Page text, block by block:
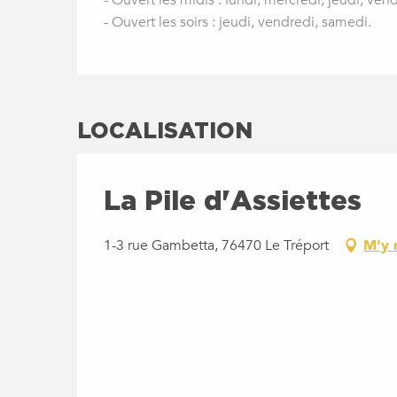
- Ouvert les soirs : jeudi, vendredi, samedi.
LOCALISATION
La Pile d'Assiettes
1-3 rue Gambetta, 76470 Le Tréport M'y